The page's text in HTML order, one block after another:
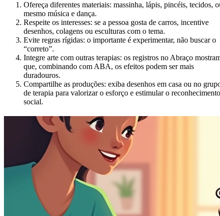
Ofereça diferentes materiais: massinha, lápis, pincéis, tecidos,
mesmo música e dança.
Respeite os interesses: se a pessoa gosta de carros, incentive
desenhos, colagens ou esculturas com o tema.
Evite regras rígidas: o importante é experimentar, não buscar o
“correto”.
Integre arte com outras terapias: os registros no Abraço
que, combinando com ABA, os efeitos podem ser mais
duradouros.
Compartilhe as produções: exiba desenhos em casa ou no
de terapia para valorizar o esforço e estimular o reconhecimento
social.